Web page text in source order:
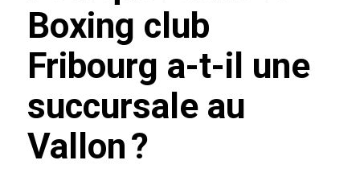
Boxing club
Fribourg a-t-il une
succursale au
Vallon ?